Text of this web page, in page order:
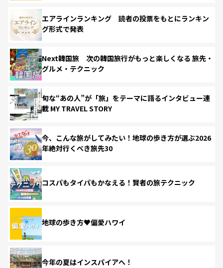
エアラインランキング 読者の投票をもとにランキン
グ形式で発表
Next韓国旅 次の韓国旅行がもっと楽しくなる 旅先・
グルメ・テクニック
旬な“あの人”が「旅」をテーマに語るインタビュー連
載 MY TRAVEL STORY
今、こんな旅がしてみたい！地球の歩き方が選ぶ2026
年絶対行くべき旅先30
コスパもタイパもかなえる！賢者の旅テクニック
地球の歩き方♥偏愛ハワイ
今年の夏はインスパイアへ！